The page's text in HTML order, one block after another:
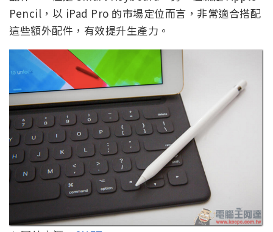
Pencil，以 iPad Pro 的市場定位而言，非常適合搭配
這些額外配件，有效提升生產力。